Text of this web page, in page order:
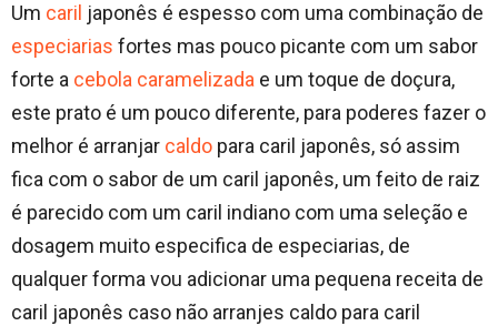
Um caril japonês é espesso com uma combinação de
especiarias fortes mas pouco picante com um sabor
forte a cebola caramelizada e um toque de doçura,
este prato é um pouco diferente, para poderes fazer o
melhor é arranjar caldo para caril japonês, só assim
fica com o sabor de um caril japonês, um feito de raiz
é parecido com um caril indiano com uma seleção e
dosagem muito especifica de especiarias, de
qualquer forma vou adicionar uma pequena receita de
caril japonês caso não arranjes caldo para caril